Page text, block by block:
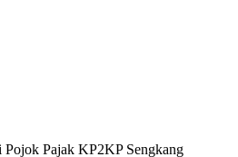
Pajak KP2KP Sengkang